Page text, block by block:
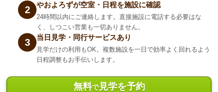
2 やおよろずが空室・日程を施設に確認
24時間以内にご連絡します。直接施設に電話する必要はな
く、しつこい営業も一切ありません。
3 当日見学・同行サービスあり
見学だけの利用もOK。複数施設を一日で効率よく回れるよう
日程調整もお手伝いします。
無料で見学を予約